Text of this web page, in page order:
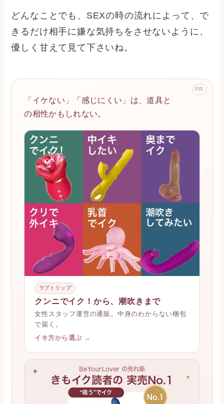
どんなことでも、SEXの時の流れによって、で
きるだけ相手に嫌な気持ちをさせないように、
優しく甘えて見て下さいね。
PR
「イケない」「感じにくい」は、道具と
の相性かもしれない。
ラブトリップ
クンニでイク！から、潮吹きまで
女性スタッフ運営の通販。中身のわからない梱包
で届く。
イキ方から選ぶ →